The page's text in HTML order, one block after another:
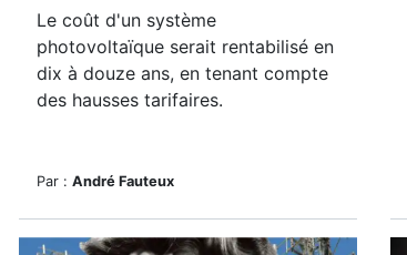
Le coût d'un système
photovoltaïque serait rentabilisé en
dix à douze ans, en tenant compte
des hausses tarifaires.
Par : André Fauteux